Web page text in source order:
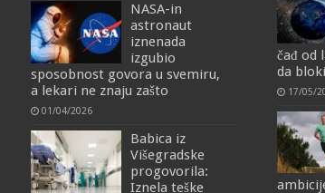
NASA-in
astronaut
iznenada
izgubio
sposobnost govora u svemiru,
a lekari ne znaju zašto
01/04/2026
Babica iz
Višegradske
progovorila:
Iznela teške
čađ od
da
17/05/